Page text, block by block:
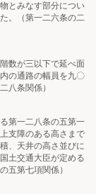
とみなす部分につい
。（第一二六条の二
数が三以下で延べ面
の通路の幅員を九〇
八条関係）
第一二八条の五第一
支障のある高さまで
、天井の高さ並びに
土交通大臣が定める
五第七項関係）